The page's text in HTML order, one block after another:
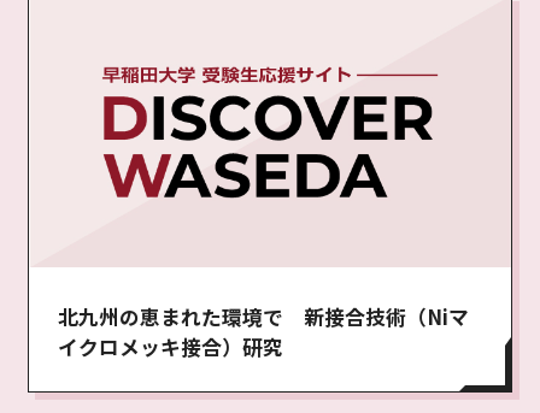
北九州の恵まれた環境で 新接合技術（Niマ
イクロメッキ接合）研究